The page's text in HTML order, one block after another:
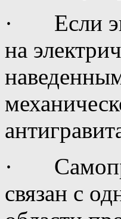
· Если
на
·
связан с